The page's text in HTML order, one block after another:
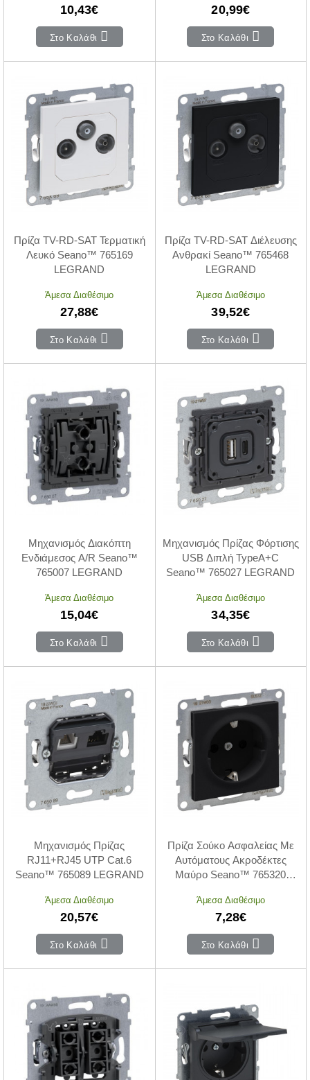
10,43€
Στο Καλάθι
20,99€
Στο Καλάθι
Πρίζα ΤV-RD-SAT Τερματική
Λευκό Seano™ 765169
LEGRAND
Άμεσα Διαθέσιμο
27,88€
Στο Καλάθι
Πρίζα ΤV-RD-SAT Διέλευσης
Ανθρακί Seano™ 765468
LEGRAND
Άμεσα Διαθέσιμο
39,52€
Στο Καλάθι
Μηχανισμός Διακόπτη
Ενδιάμεσος A/R Seano™
765007 LEGRAND
Άμεσα Διαθέσιμο
15,04€
Στο Καλάθι
Μηχανισμός Πρίζας Φόρτισης
USB Διπλή TypeA+C
Seano™ 765027 LEGRAND
Άμεσα Διαθέσιμο
34,35€
Στο Καλάθι
Μηχανισμός Πρίζας
RJ11+RJ45 UTP Cat.6
Seano™ 765089 LEGRAND
Άμεσα Διαθέσιμο
20,57€
Στο Καλάθι
Πρίζα Σούκο Ασφαλείας Με
Αυτόματους Ακροδέκτες
Μαύρο Seano™ 765320
Άμεσα Διαθέσιμο
7,28€
Στο Καλάθι